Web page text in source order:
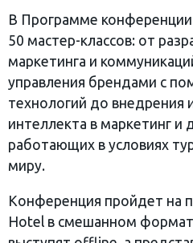
В Программе
50 мастер-классов: от
маркетинга и
управления брендами с
технологий до внедрения
интеллекта в маркетинг и
работающих в условиях
миру.
Конференция пройдет на
Hotel в смешанном